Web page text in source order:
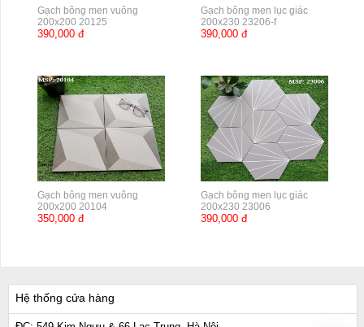
Gạch bông men vuông
200x200 20125
390,000 đ
Gạch bông men lục giác
200x230 23206-f
390,000 đ
Gạch bông men vuông
200x200 20104
350,000 đ
Gạch bông men lục giác
200x230 23006
390,000 đ
Hệ thống cửa hàng